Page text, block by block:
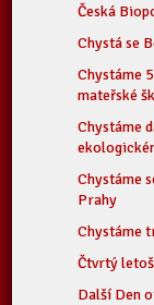
Česká
Chystá se
Chystáme
mateřské
Chystáme
Chystáme
Prahy
Chystáme
Čtvrtý
Další Den